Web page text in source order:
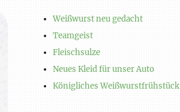
Weißwurst neu gedacht
Teamgeist
Fleischsulze
Neues Kleid für unser Auto
Königliches Weißwurstfrühstück